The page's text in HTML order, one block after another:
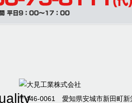
棚卸に伴う出荷停止
臨時休業のお知らせ
〒446-0061 愛知県安城市新田町新